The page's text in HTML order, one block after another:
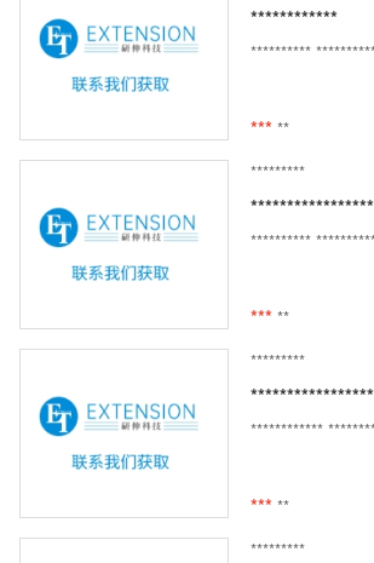
************
**********
*** **
*********
*****************
**********
*** **
*********
************
*** **
*********